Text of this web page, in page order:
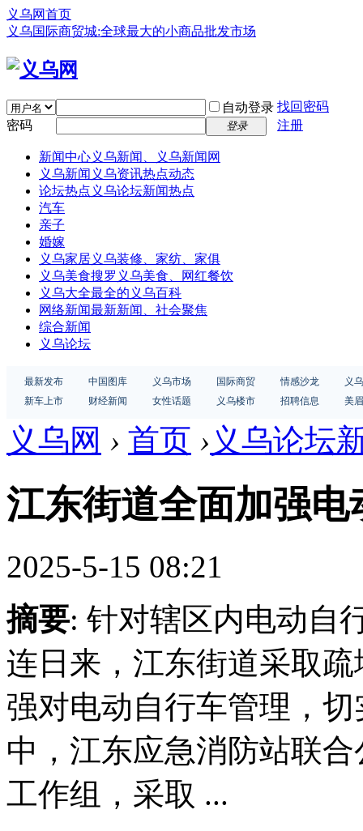
义乌网首页
义乌国际商贸城:全球最大的小商品批发市场
自动登录 找回密码
密码
登录 注册
新闻中心义乌新闻、义乌新闻网
义乌新闻 义乌资讯热点动态
论坛热点 义乌论坛新闻热点
汽车
亲子
婚嫁
义乌家居义乌装修、家纺、家俱
义乌美食搜罗义乌美食、网红餐饮
义乌大全最全的义乌百科
网络新闻最新新闻、社会聚焦
综合新闻
义乌论坛
最新发布 中国图库 义乌市场 国际商贸 情感沙龙
义
新车上市
财经新闻 女性话题 义乌楼市 招聘信息 美
义乌网 › 首页 › 义乌论坛
江东街道全面加强
2025-5-15 08:21
摘要: 针对辖区内电动自
连日来，江东街道采取
强对电动自行车管理，
中，江东应急消防站联
工作组，采取 ...